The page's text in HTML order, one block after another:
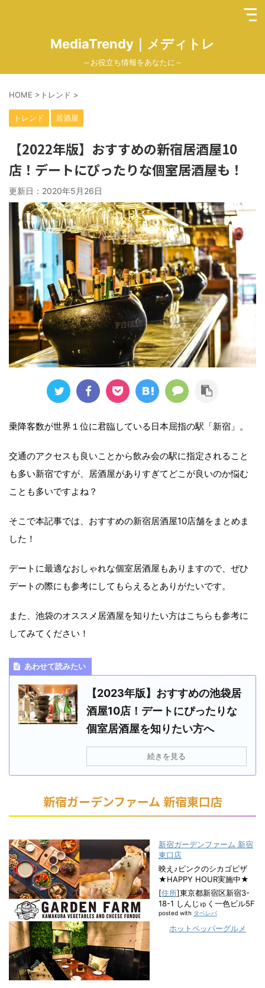
MediaTrendy｜メディトレ
～お役立ち情報をあなたに～
HOME > トレンド >
トレンド 居酒屋
【2022年版】おすすめの新宿居酒屋10
店！デートにぴったりな個室居酒屋も！
更新日： 2020年5月26日
乗降客数が世界１位に君臨している日本屈指の駅「新宿」。
交通のアクセスも良いことから飲み会の駅に指定されること
も多い新宿ですが、居酒屋がありすぎてどこが良いのか悩む
ことも多いですよね？
そこで本記事では、おすすめの新宿居酒屋10店舗をまとめま
した！
デートに最適なおしゃれな個室居酒屋もありますので、ぜひ
デートの際にも参考にしてもらえるとありがたいです。
また、池袋のオススメ居酒屋を知りたい方はこちらも参考に
してみてください！
あわせて読みたい
【2023年版】おすすめの池袋居
酒屋10店！デートにぴったりな
個室居酒屋を知りたい方へ
続きを見る
新宿ガーデンファーム 新宿東口店
新宿ガーデンファーム 新宿
東口店
映え♪ピンクのシカゴピザ
★HAPPY HOUR実施中★
[住所]東京都新宿区新宿3-
18-1 しんじゅく一色ビル5F
posted with タベレバ
ホットペッパーグルメ